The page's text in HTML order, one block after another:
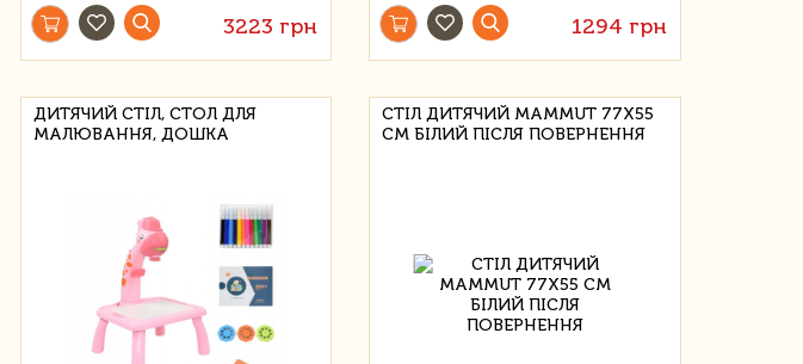
3223 грн 1294 грн
ДИТЯЧИЙ СТІЛ, СТОЛ ДЛЯ
МАЛЮВАННЯ, ДОШКА
СТІЛ ДИТЯЧИЙ MAMMUT 77Х55
СМ БІЛИЙ ПІСЛЯ ПОВЕРНЕННЯ